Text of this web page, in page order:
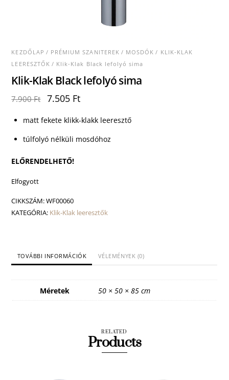
KEZDŐLAP / PRÉMIUM SZANITEREK / MOSDÓK / KLIK-KLAK
LEERESZTŐK / Klik-Klak Black lefolyó sima
Klik-Klak Black lefolyó sima
7.900Ft
Original
was:
7.900 Ft.
7.505 FtCurrent
is:
7.505 Ft.
matt fekete klikk-klakk leeresztő
túlfolyó nélküli mosdóhoz
ELŐRENDELHETŐ!
Elfogyott
CIKKSZÁM:WF00060
KATEGÓRIA: Klik-Klak leeresztők
TOVÁBBI INFORMÁCIÓK VÉLEMÉNYEK (0)
Méretek 50 × 50 × 85 cm
RELATED
Products